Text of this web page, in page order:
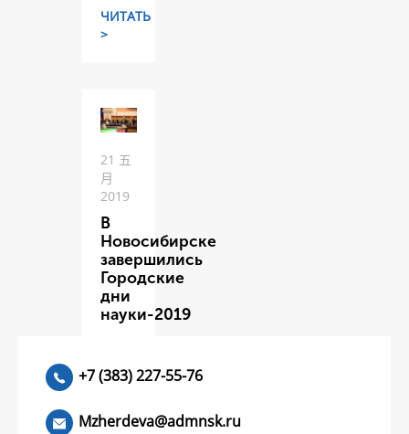
ЧИТАТЬ
>
21 五
月
2019
В
Новосибирске
завершились
Городские
дни
науки-2019
+7 (383) 227-55-76
Mzherdeva@admnsk.ru